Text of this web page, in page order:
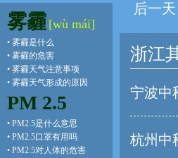
雾霾 [wù mái]
• 雾霾是什么
• 雾霾的危害
• 雾霾天气注意事项
• 雾霾天气形成的原因
PM 2.5
• PM2.5是什么意思
• PM2.5口罩有用吗
• PM2.5对人体的危害
后一天
浙江
宁波中
杭州中